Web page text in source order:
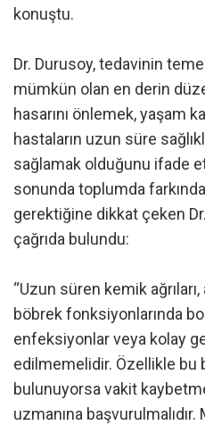
konuştu.
Dr. Durusoy, tedavinin
mümkün olan en derin
hasarını önlemek, yaşam
hastaların uzun süre
sağlamak olduğunu ifade
sonunda toplumda
gerektiğine dikkat çeken
çağrıda bulundu:
“Uzun süren kemik
böbrek fonksiyonlarında
enfeksiyonlar veya kolay
edilmemelidir. Özellikle bu
bulunuyorsa vakit
uzmanına